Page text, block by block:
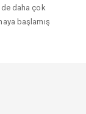
daha çok
başlamış